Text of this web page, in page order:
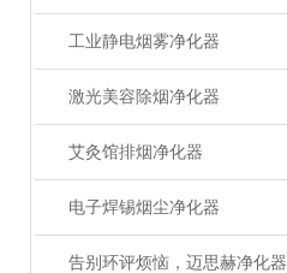
工业静电烟雾净化器
激光美容除烟净化器
艾灸馆排烟净化器
电子焊锡烟尘净化器